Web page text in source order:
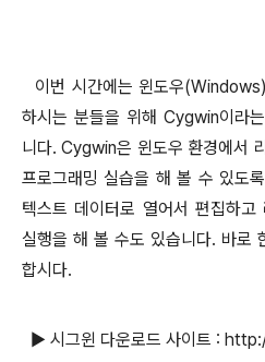
이번 시간에는 윈도우
하시는 분들을 위해 Cygwin이라
니다. Cygwin은 윈도우 환경에서
프로그래밍 실습을 해 볼 수 있도
텍스트 데이터로 열어서 편집하
실행을 해 볼 수도 있습니다. 바로
합시다.
▶ 시그윈 다운로드 사이트 :